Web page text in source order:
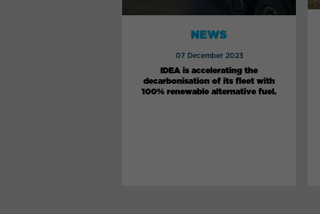
NEWS
07 December 2023
IDEA is accelerating the
decarbonisation of its fleet with
100% renewable alternative fuel.